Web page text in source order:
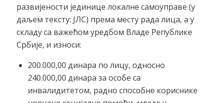
развијености јединице локалне самоуправе (у
даљем тексту: ЈЛС) према месту рада лица, а у
складу са важећом уредбом Владе Републике
Србије, и износи:
200.000,00 динара по лицу, односно
240.000,00 динара за особе са
инвалидитетом, радно способне кориснике